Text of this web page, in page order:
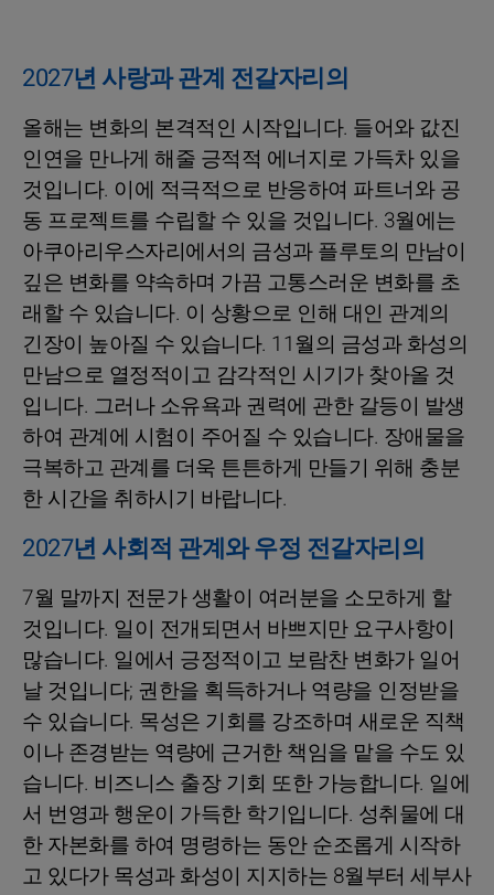
2027년 사랑과 관계 전갈자리의
올해는 변화의 본격적인 시작입니다. 들어와 값진
인연을 만나게 해줄 긍적적 에너지로 가득차 있을
것입니다. 이에 적극적으로 반응하여 파트너와 공
동 프로젝트를 수립할 수 있을 것입니다. 3월에는
아쿠아리우스자리에서의 금성과 플루토의 만남이
깊은 변화를 약속하며 가끔 고통스러운 변화를 초
래할 수 있습니다. 이 상황으로 인해 대인 관계의
긴장이 높아질 수 있습니다. 11월의 금성과 화성의
만남으로 열정적이고 감각적인 시기가 찾아올 것
입니다. 그러나 소유욕과 권력에 관한 갈등이 발생
하여 관계에 시험이 주어질 수 있습니다. 장애물을
극복하고 관계를 더욱 튼튼하게 만들기 위해 충분
한 시간을 취하시기 바랍니다.
2027년 사회적 관계와 우정 전갈자리의
7월 말까지 전문가 생활이 여러분을 소모하게 할
것입니다. 일이 전개되면서 바쁘지만 요구사항이
많습니다. 일에서 긍정적이고 보람찬 변화가 일어
날 것입니다; 권한을 획득하거나 역량을 인정받을
수 있습니다. 목성은 기회를 강조하며 새로운 직책
이나 존경받는 역량에 근거한 책임을 맡을 수도 있
습니다. 비즈니스 출장 기회 또한 가능합니다. 일에
서 번영과 행운이 가득한 학기입니다. 성취물에 대
한 자본화를 하여 명령하는 동안 순조롭게 시작하
고 있다가 목성과 화성이 지지하는 8월부터 세부사